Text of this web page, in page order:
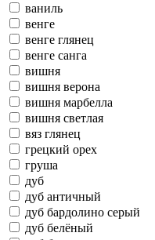
ваниль
венге
венге глянец
венге санга
вишня
вишня верона
вишня марбелла
вишня светлая
вяз глянец
грецкий орех
груша
дуб
дуб античный
дуб бардолино серый
дуб белёный